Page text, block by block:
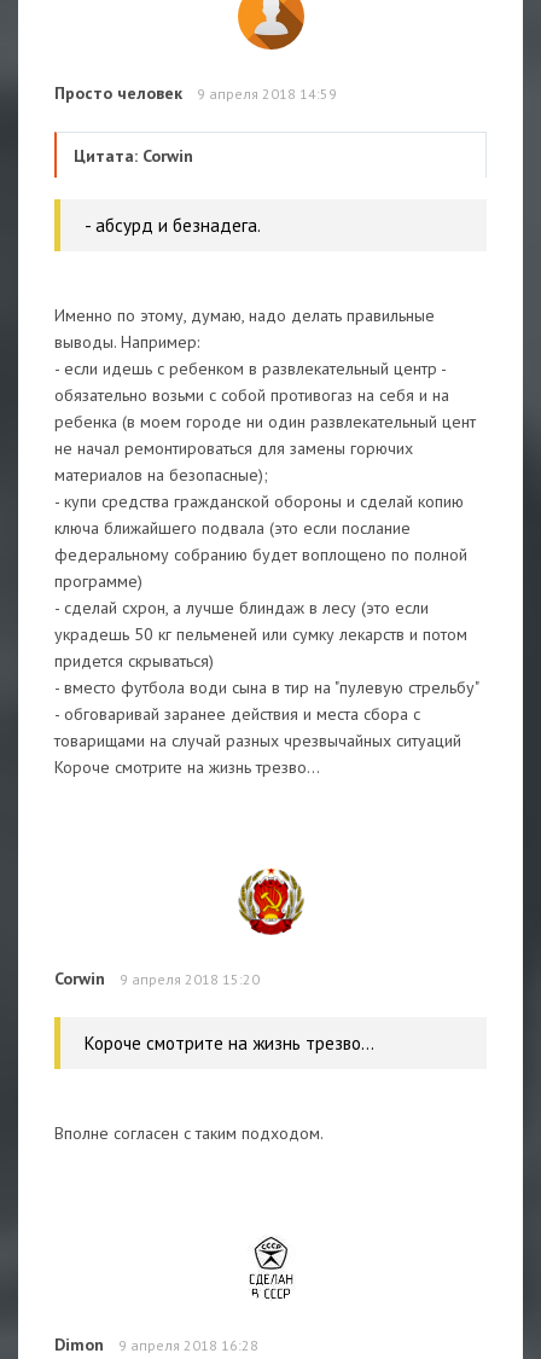
Просто человек 9 апреля 2018 14:59
Цитата: Corwin
- абсурд и безнадега.
Именно по этому, думаю, надо делать правильные
выводы. Например:
- если идешь с ребенком в развлекательный центр -
обязательно возьми с собой противогаз на себя и на
ребенка (в моем городе ни один развлекательный цент
не начал ремонтироваться для замены горючих
материалов на безопасные);
- купи средства гражданской обороны и сделай копию
ключа ближайшего подвала (это если послание
федеральному собранию будет воплощено по полной
программе)
- сделай схрон, а лучше блиндаж в лесу (это если
украдешь 50 кг пельменей или сумку лекарств и потом
придется скрываться)
- вместо футбола води сына в тир на "пулевую стрельбу"
- обговаривай заранее действия и места сбора с
товарищами на случай разных чрезвычайных ситуаций
Короче смотрите на жизнь трезво...
Corwin 9 апреля 2018 15:20
Короче смотрите на жизнь трезво...
Вполне согласен с таким подходом.
Dimon 9 апреля 2018 16:28